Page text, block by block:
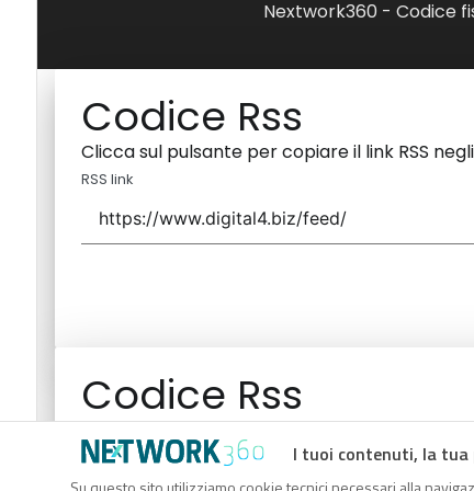
I tuoi contenuti, la tua
Nextwork360 - Codice
Codice Rss
Clicca sul pulsante per copiare il link RSS
RSS link
Codice Rss
Clicca sul pulsante per copiare il link RSS
RSS link